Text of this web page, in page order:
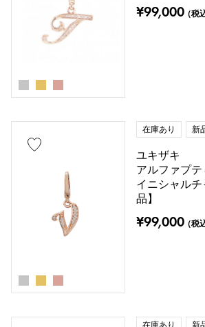
¥99,000（税
在庫あり 新
ユキザキ
アルファプテ
イニシャル
品】
¥99,000（税
在庫あり 新